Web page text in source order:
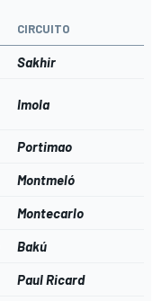
CIRCUITO
Sakhir
Imola
Portimao
Montmeló
Montecarlo
Bakú
Paul Ricard